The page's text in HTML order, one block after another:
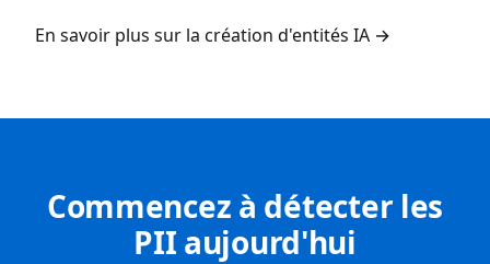
En savoir plus sur la création d'entités IA →
Commencez à détecter les
PII aujourd'hui